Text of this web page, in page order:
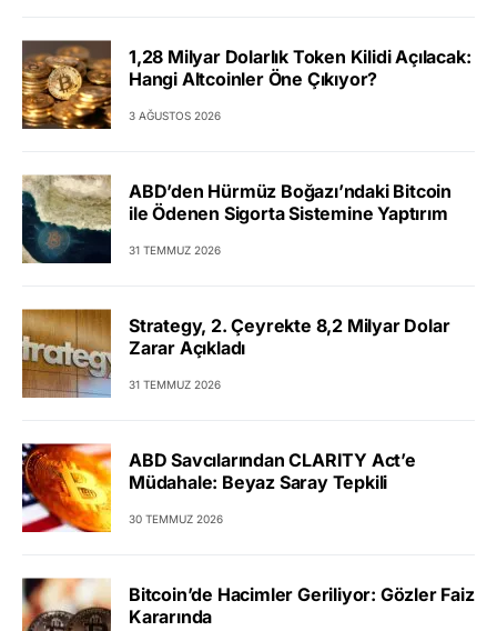
1,28 Milyar Dolarlık Token Kilidi Açılacak:
Hangi Altcoinler Öne Çıkıyor?
3 AĞUSTOS 2026
ABD’den Hürmüz Boğazı’ndaki Bitcoin
ile Ödenen Sigorta Sistemine Yaptırım
31 TEMMUZ 2026
Strategy, 2. Çeyrekte 8,2 Milyar Dolar
Zarar Açıkladı
31 TEMMUZ 2026
ABD Savcılarından CLARITY Act’e
Müdahale: Beyaz Saray Tepkili
30 TEMMUZ 2026
Bitcoin’de Hacimler Geriliyor: Gözler Faiz
Kararında